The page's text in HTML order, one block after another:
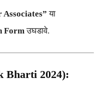
या
Form उघडावे.
Bharti 2024):